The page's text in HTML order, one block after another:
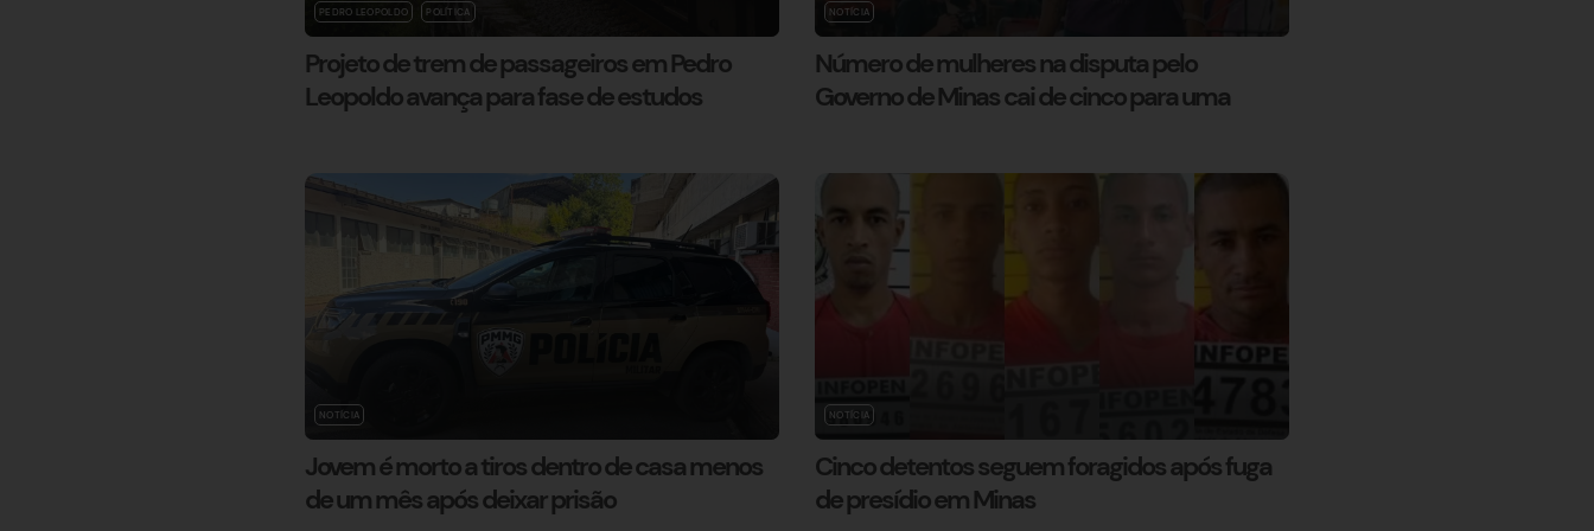
PEDRO LEOPOLDO POLÍTICA
Projeto de trem de passageiros em Pedro
Leopoldo avança para fase de estudos
NOTÍCIA
Número de mulheres na disputa pelo
Governo de Minas cai de cinco para uma
NOTÍCIA
Jovem é morto a tiros dentro de casa menos
de um mês após deixar prisão
NOTÍCIA
Cinco detentos seguem foragidos após fuga
de presídio em Minas